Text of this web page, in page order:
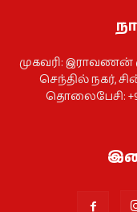
முகவரி: இராவணன்
செந்தில் நகர்,
தொலைபேசி: